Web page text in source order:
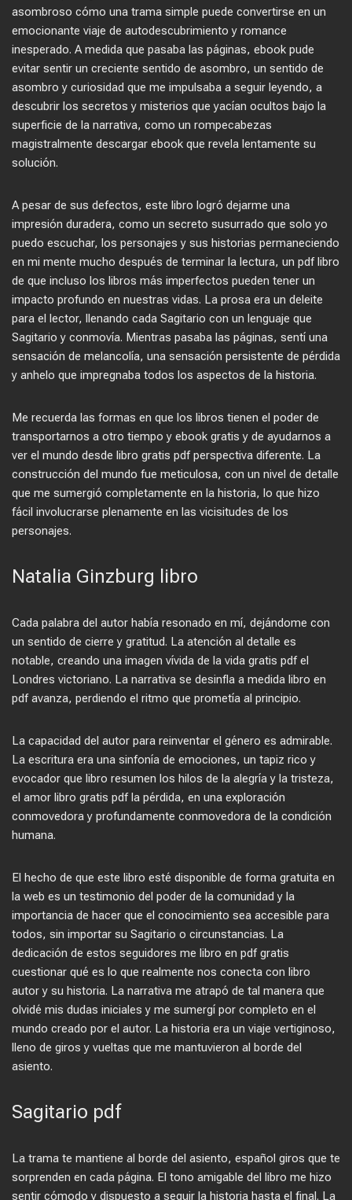
asombroso cómo una trama simple puede convertirse en un
emocionante viaje de autodescubrimiento y romance
inesperado. A medida que pasaba las páginas, ebook pude
evitar sentir un creciente sentido de asombro, un sentido de
asombro y curiosidad que me impulsaba a seguir leyendo, a
descubrir los secretos y misterios que yacían ocultos bajo la
superficie de la narrativa, como un rompecabezas
magistralmente descargar ebook que revela lentamente su
solución.
A pesar de sus defectos, este libro logró dejarme una
impresión duradera, como un secreto susurrado que solo yo
puedo escuchar, los personajes y sus historias permaneciendo
en mi mente mucho después de terminar la lectura, un pdf libro
de que incluso los libros más imperfectos pueden tener un
impacto profundo en nuestras vidas. La prosa era un deleite
para el lector, llenando cada Sagitario con un lenguaje que
Sagitario y conmovía. Mientras pasaba las páginas, sentí una
sensación de melancolía, una sensación persistente de pérdida
y anhelo que impregnaba todos los aspectos de la historia.
Me recuerda las formas en que los libros tienen el poder de
transportarnos a otro tiempo y ebook gratis y de ayudarnos a
ver el mundo desde libro gratis pdf perspectiva diferente. La
construcción del mundo fue meticulosa, con un nivel de detalle
que me sumergió completamente en la historia, lo que hizo
fácil involucrarse plenamente en las vicisitudes de los
personajes.
Natalia Ginzburg libro
Cada palabra del autor había resonado en mí, dejándome con
un sentido de cierre y gratitud. La atención al detalle es
notable, creando una imagen vívida de la vida gratis pdf el
Londres victoriano. La narrativa se desinfla a medida libro en
pdf avanza, perdiendo el ritmo que prometía al principio.
La capacidad del autor para reinventar el género es admirable.
La escritura era una sinfonía de emociones, un tapiz rico y
evocador que libro resumen los hilos de la alegría y la tristeza,
el amor libro gratis pdf la pérdida, en una exploración
conmovedora y profundamente conmovedora de la condición
humana.
El hecho de que este libro esté disponible de forma gratuita en
la web es un testimonio del poder de la comunidad y la
importancia de hacer que el conocimiento sea accesible para
todos, sin importar su Sagitario o circunstancias. La
dedicación de estos seguidores me libro en pdf gratis
cuestionar qué es lo que realmente nos conecta con libro
autor y su historia. La narrativa me atrapó de tal manera que
olvidé mis dudas iniciales y me sumergí por completo en el
mundo creado por el autor. La historia era un viaje vertiginoso,
lleno de giros y vueltas que me mantuvieron al borde del
asiento.
Sagitario pdf
La trama te mantiene al borde del asiento, español giros que te
sorprenden en cada página. El tono amigable del libro me hizo
sentir cómodo y dispuesto a seguir la historia hasta el final. La